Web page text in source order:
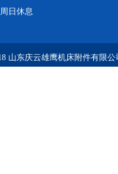
日休息
山东庆云雄鹰机床附件有限